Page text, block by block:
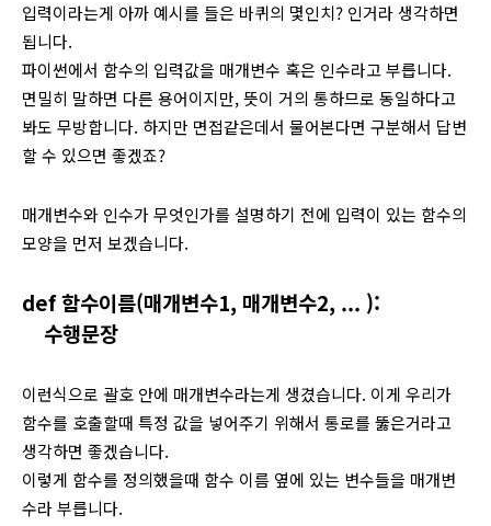
입력이라는게 아까 예시를 들은 바퀴의 몇인치? 인거라 생각하면
됩니다.
파이썬에서 함수의 입력값을 매개변수 혹은 인수라고 부릅니다.
면밀히 말하면 다른 용어이지만, 뜻이 거의 통하므로 동일하다고
봐도 무방합니다. 하지만 면접같은데서 물어본다면 구분해서 답변
할 수 있으면 좋겠죠?
매개변수와 인수가 무엇인가를 설명하기 전에 입력이 있는 함수의
모양을 먼저 보겠습니다.
def 함수이름(매개변수1, 매개변수2, ... ):
수행문장
이런식으로 괄호 안에 매개변수라는게 생겼습니다. 이게 우리가
함수를 호출할때 특정 값을 넣어주기 위해서 통로를 뚫은거라고
생각하면 좋겠습니다.
이렇게 함수를 정의했을때 함수 이름 옆에 있는 변수들을 매개변
수라 부릅니다.